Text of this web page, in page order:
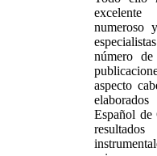
numeroso
número
aspecto
Español de